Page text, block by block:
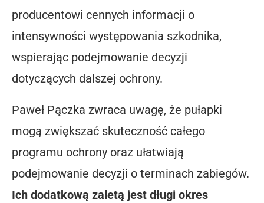
producentowi cennych informacji o
intensywności występowania szkodnika,
wspierając podejmowanie decyzji
dotyczących dalszej ochrony.
Paweł Pączka zwraca uwagę, że pułapki
mogą zwiększać skuteczność całego
programu ochrony oraz ułatwiają
podejmowanie decyzji o terminach zabiegów.
Ich dodatkową zaletą jest długi okres